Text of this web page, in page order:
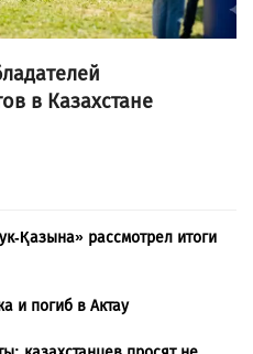
в Казахстане
Қазына» рассмотрел итоги
и погиб в Актау